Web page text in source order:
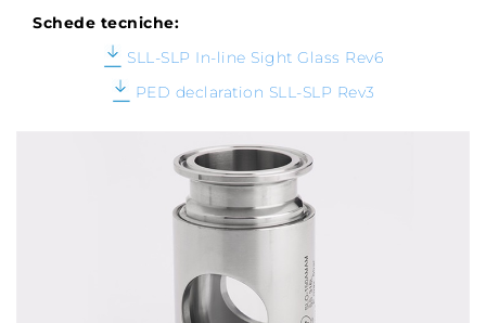
Schede tecniche:
SLL-SLP In-line Sight Glass Rev6
PED declaration SLL-SLP Rev3